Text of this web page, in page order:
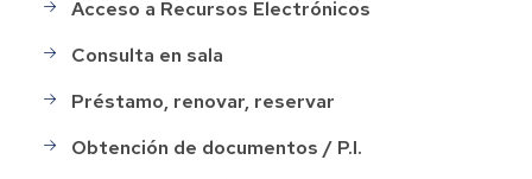
Acceso a Recursos Electrónicos
Consulta en sala
Préstamo, renovar, reservar
Obtención de documentos / P.I.